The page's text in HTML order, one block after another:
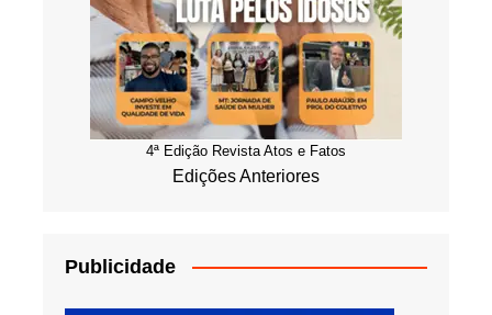
4ª Edição Revista Atos e Fatos
Edições Anteriores
Publicidade